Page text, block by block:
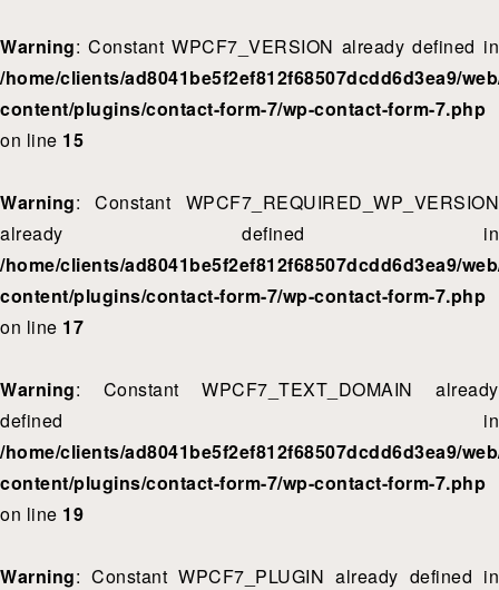
Warning: Constant WPCF7_VERSION already defined in
/home/clients/ad8041be5f2ef812f68507dcdd6d3ea9/
content/plugins/contact-form-7/wp-contact-form-7.php
on line 15
Warning: Constant WPCF7_REQUIRED_WP_VERSION
already defined in
/home/clients/ad8041be5f2ef812f68507dcdd6d3ea9/
content/plugins/contact-form-7/wp-contact-form-7.php
on line 17
Warning: Constant WPCF7_TEXT_DOMAIN already
defined in
/home/clients/ad8041be5f2ef812f68507dcdd6d3ea9/
content/plugins/contact-form-7/wp-contact-form-7.php
on line 19
Warning: Constant WPCF7_PLUGIN already defined in